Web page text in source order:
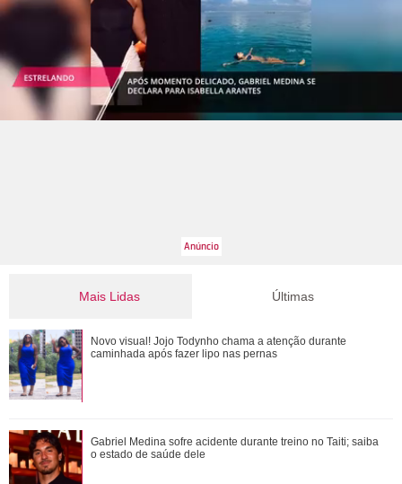
Mais Lidas
Novo visual! Jojo Todynho chama a atenção durante
caminhada após fazer lipo nas pernas
Com reaproximação, Príncipe Harry estaria na expectativa
de Rei Charles III marcar presen�...
Últimas
Novo visual! Jojo Todynho chama a atenção durante
caminhada após fazer lipo nas pernas
Gabriel Medina sofre acidente durante treino no Taiti; saiba
o estado de saúde dele